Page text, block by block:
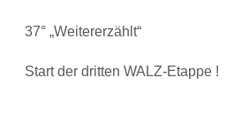
37° „Weitererzählt“
Start der dritten WALZ-Etappe !